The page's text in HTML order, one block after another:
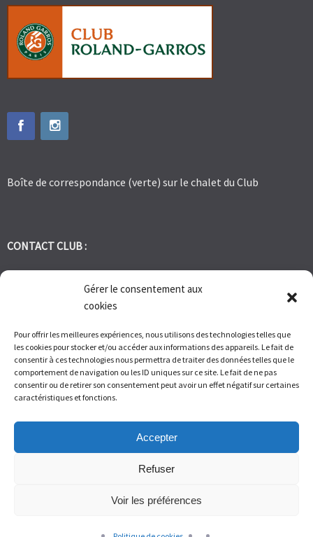
Gérer le consentement aux
cookies
Pour offrir les meilleures expériences, nous utilisons des technologies telles que
les cookies pour stocker et/ou accéder aux informations des appareils. Le fait de
consentir à ces technologies nous permettra de traiter des données telles que le
comportement de navigation ou les ID uniques sur ce site. Le fait de ne pas
consentir ou de retirer son consentement peut avoir un effet négatif sur certaines
caractéristiques et fonctions.
Accepter
Refuser
Voir les préférences
Boîte de correspondance (verte) sur le chalet du Club
CONTACT CLUB :
tennis.club.avignon@orange.fr
1 Bd des Frères Reboul 30400 Villeneuve les Avignon
Du Lundi au Vendredi de 9h à 12h et de 14h à 17h – Samedi de 9H
à 11H
© Tennis Club Avignon Montolivet 2026.